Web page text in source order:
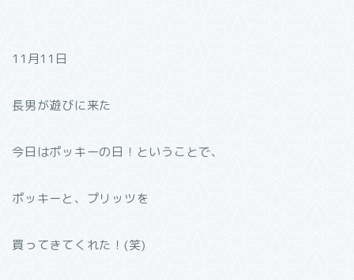
11月11日
長男が遊びに来た
今日はポッキーの日！ということで、
ポッキーと、プリッツを
買ってきてくれた！(笑)